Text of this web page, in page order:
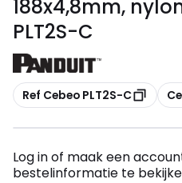
188x4,8mm,
PLT2S-C
Kopiëren
Ref Cebeo PLT2S-C
Log in of maak een
bestelinformatie te